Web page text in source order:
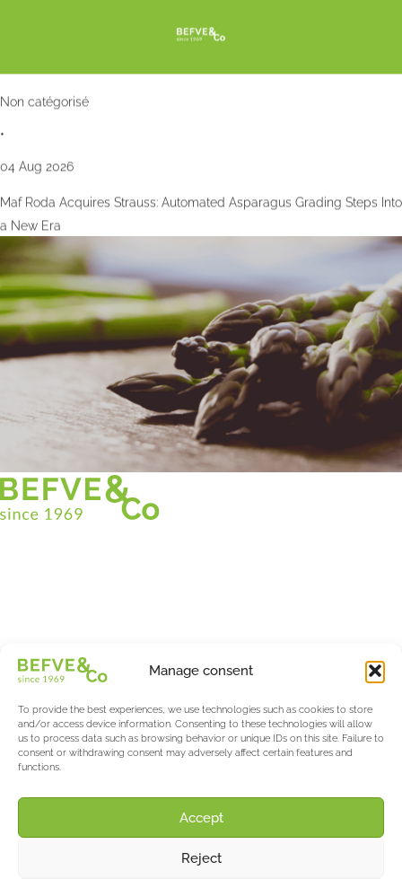
Manage consent
To provide the best experiences, we use technologies such as cookies to store
and/or access device information. Consenting to these technologies will allow
us to process data such as browsing behavior or unique IDs on this site. Failure to
consent or withdrawing consent may adversely affect certain features and
functions.
Accept
Reject
Non catégorisé
•
04 Aug 2026
Maf Roda Acquires Strauss: Automated Asparagus Grading Steps Into
a New Era
About us
Partners
Actualités & Evènements
The Asparagus & Berry Blog